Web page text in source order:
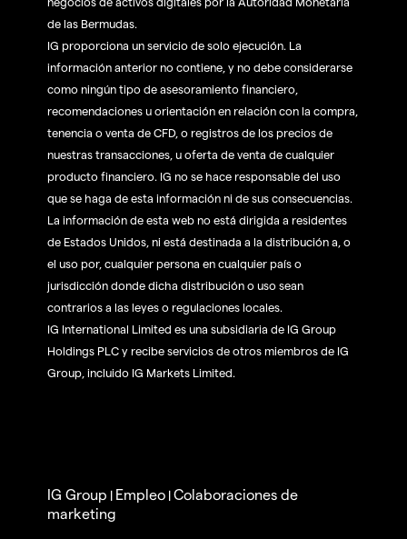
de las Bermudas.
IG proporciona un servicio de solo ejecución. La
información anterior no contiene, y no debe considerarse
como ningún tipo de asesoramiento financiero,
recomendaciones u orientación en relación con la compra,
tenencia o venta de CFD, o registros de los precios de
nuestras transacciones, u oferta de venta de cualquier
producto financiero. IG no se hace responsable del uso
que se haga de esta información ni de sus consecuencias.
La información de esta web no está dirigida a residentes
de Estados Unidos, ni está destinada a la distribución a, o
el uso por, cualquier persona en cualquier país o
jurisdicción donde dicha distribución o uso sean
contrarios a las leyes o regulaciones locales.
IG International Limited es una subsidiaria de IG Group
Holdings PLC y recibe servicios de otros miembros de IG
Group, incluido IG Markets Limited.
IG Group | Empleo |Colaboraciones de
marketing